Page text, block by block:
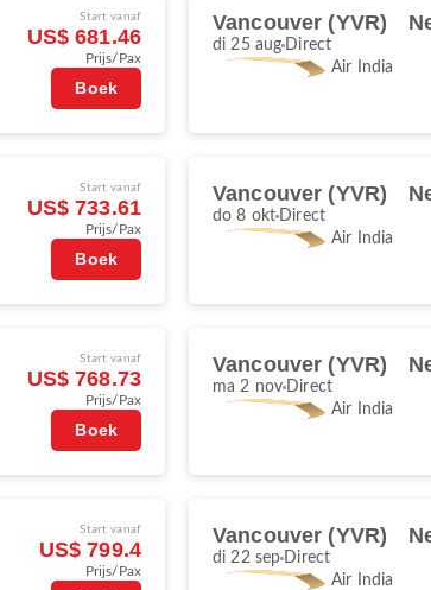
Start vanaf
US$ 681.46
Prijs/Pax
Boek
Vancouver (YVR)
di 25 aug Direct
Air India
Start vanaf
US$ 733.61
Prijs/Pax
Boek
Vancouver (YVR)
do 8 okt Direct
Air India
Start vanaf
US$ 768.73
Prijs/Pax
Boek
Vancouver (YVR)
ma 2 nov Direct
Air India
Start vanaf
US$ 799.4
Prijs/Pax
Vancouver (YVR)
di 22 sep Direct
Air India